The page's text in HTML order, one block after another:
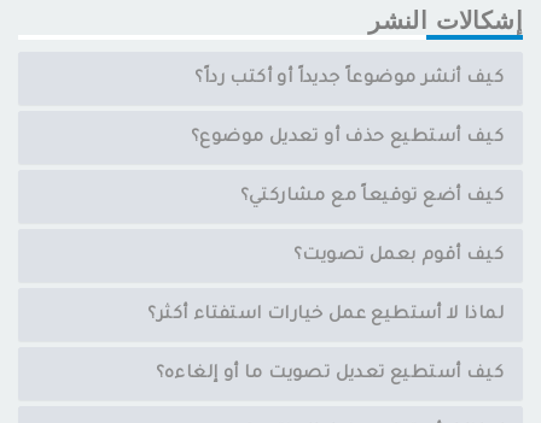
إشكالات النشر
كيف أنشر موضوعاً جديداً أو أكتب رداً؟
كيف أستطيع حذف أو تعديل موضوع؟
كيف أضع توقيعاً مع مشاركتي؟
كيف أقوم بعمل تصويت؟
لماذا لا أستطيع عمل خيارات استفتاء أكثر؟
كيف أستطيع تعديل تصويت ما أو إلغاءه؟